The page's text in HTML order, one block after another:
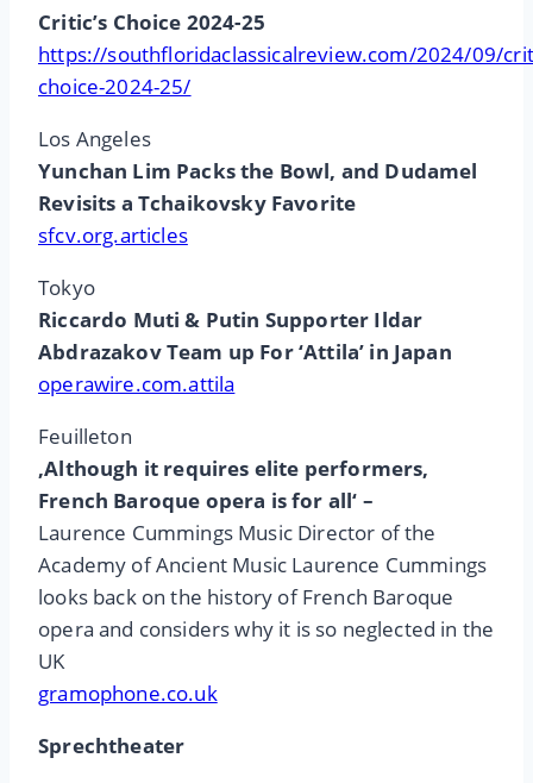
Critic’s Choice 2024-25
https://southfloridaclassicalreview.com/2024/09/
choice-2024-25/
Los Angeles
Yunchan Lim Packs the Bowl, and Dudamel
Revisits a Tchaikovsky Favorite
sfcv.org.articles
Tokyo
Riccardo Muti & Putin Supporter Ildar
Abdrazakov Team up For ‘Attila’ in Japan
operawire.com.attila
Feuilleton
‚Although it requires elite performers,
French Baroque opera is for all‘ –
Laurence Cummings Music Director of the
Academy of Ancient Music Laurence Cummings
looks back on the history of French Baroque
opera and considers why it is so neglected in the
UK
gramophone.co.uk
Sprechtheater